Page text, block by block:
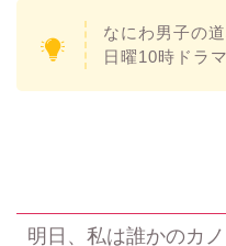
なにわ男子の
日曜10時ドラ
明日、私は誰かのカノ